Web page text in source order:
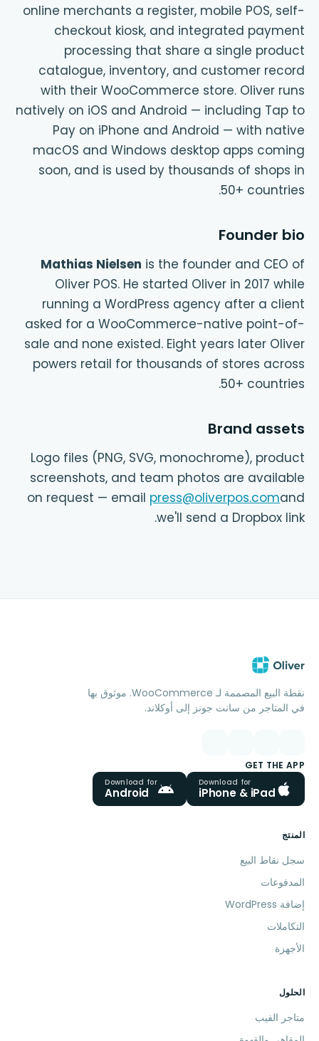
online merchants a register, mobile POS, self-
checkout kiosk, and integrated payment
processing that share a single product
catalogue, inventory, and customer record
with their WooCommerce store. Oliver runs
natively on iOS and Android — including Tap to
Pay on iPhone and Android — with native
macOS and Windows desktop apps coming
soon, and is used by thousands of shops in
50+ countries.
Founder bio
Mathias Nielsen is the founder and CEO of
Oliver POS. He started Oliver in 2017 while
running a WordPress agency after a client
asked for a WooCommerce-native point-of-
sale and none existed. Eight years later Oliver
powers retail for thousands of stores across
50+ countries.
Brand assets
Logo files (PNG, SVG, monochrome), product
screenshots, and team photos are available
on request — email press@oliverpos.comand
we'll send a Dropbox link.
نقطة البيع المصممة لـ WooCommerce. موثوق بها
في المتاجر من سانت جونز إلى أوكلاند.
GET THE APP
Download for
iPhone & iPad
Download for
Android
المنتج
سجل نقاط البيع
المدفوعات
إضافة WordPress
التكاملات
الأجهزة
الحلول
متاجر الفيب